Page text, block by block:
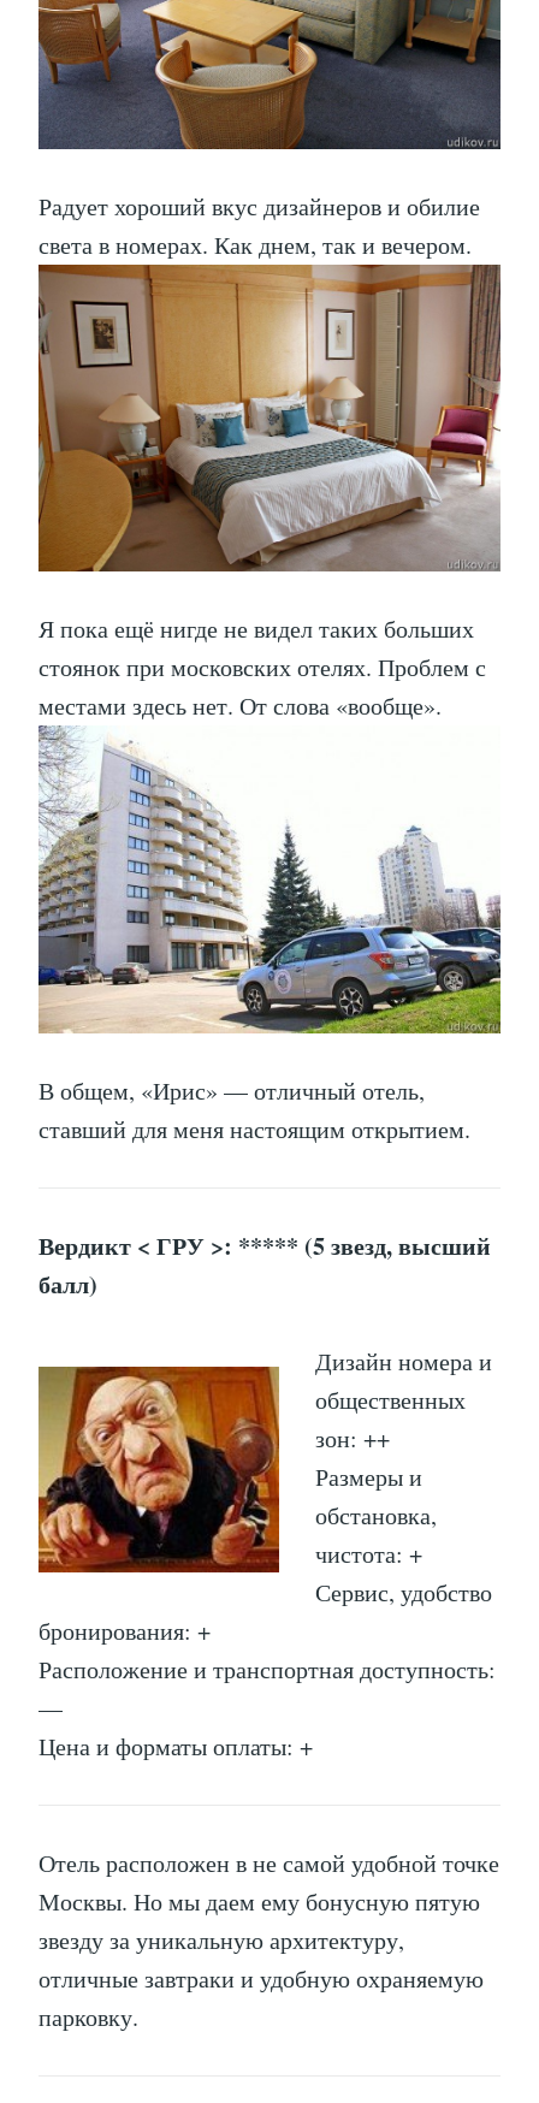
Радует хороший вкус дизайнеров и обилие
света в номерах. Как днем, так и вечером.
Я пока ещё нигде не видел таких больших
стоянок при московских отелях. Проблем с
местами здесь нет. От слова «вообще».
В общем, «Ирис» — отличный отель,
ставший для меня настоящим открытием.
Вердикт < ГРУ >: ***** (5 звезд, высший
балл)
Дизайн номера и
общественных
зон: ++
Размеры и
обстановка,
чистота: +
Сервис, удобство
бронирования: +
Расположение и транспортная доступность:
—
Цена и форматы оплаты: +
Отель расположен в не самой удобной точке
Москвы. Но мы даем ему бонусную пятую
звезду за уникальную архитектуру,
отличные завтраки и удобную охраняемую
парковку.